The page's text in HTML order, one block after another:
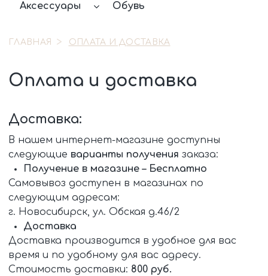
Аксессуары Обувь
ГЛАВНАЯ ОПЛАТА И ДОСТАВКА
Оплата и доставка
Доставка:
В нашем интернет-магазине доступны
следующие варианты получениязаказа:
Получение в магазине – Бесплатно
Самовывоз доступен в магазинах по
следующим адресам:
г. Новосибирск, ул. Обская д.46/2
Доставка
Доставка производится в удобное для вас
время и по удобному для вас адресу.
Стоимость доставки: 800 руб.